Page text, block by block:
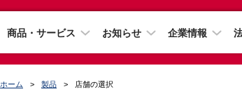
商品・サービス お知らせ 企業情報
ホーム 製品 店舗の選択